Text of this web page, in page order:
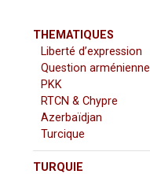
THEMATIQUES
Liberté d’expression
Question arménienne
PKK
RTCN & Chypre
Azerbaïdjan
Turcique
TURQUIE